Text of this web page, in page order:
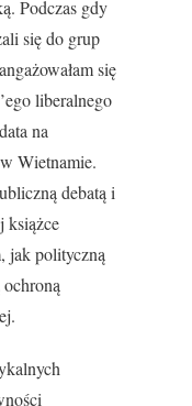
Podczas gdy
się do grup
się
liberalnego
na
Wietnamie.
debatą i
książce
jak polityczną